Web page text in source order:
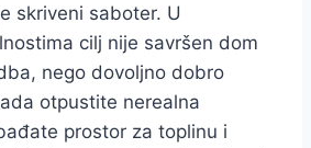
skriveni saboter. U
cilj nije savršen dom
nego dovoljno dobro
otpustite nerealna
prostor za toplinu i